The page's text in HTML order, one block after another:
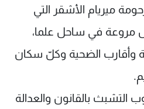
ميريام الأشقر التي
في ساحل علما،
وأقارب الضحية وكلّ سكان
بالقانون والعدالة
وظائف
تواصل معنا
شروط الإسـتخدام
سياسة الخصوصية